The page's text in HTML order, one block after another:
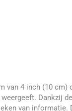
van 4 inch (10
Dankzij
van